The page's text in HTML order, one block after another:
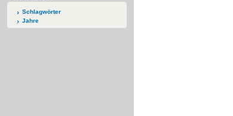
Schlagwörter
Jahre